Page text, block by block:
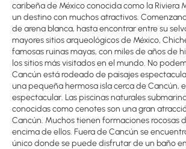
caribeña de México conocida como la Riviera
un destino con muchos atractivos.
de arena blanca, hasta encontrar entre su
mayores sitios arqueológicos de México,
famosas ruinas mayas, con miles de años de
los sitios más visitados en el mundo. No
Cancún está rodeado de paisajes
una pequeña hermosa isla cerca de Cancún,
espectacular. Las piscinas naturales
conocidas como cenotes son una gran
Cancún. Muchos tienen formaciones rocosas
encima de ellos. Fuera de Cancún se
único donde se puede disfrutar de un baño